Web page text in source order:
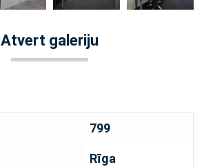
Atvert galeriju
799
Rīga